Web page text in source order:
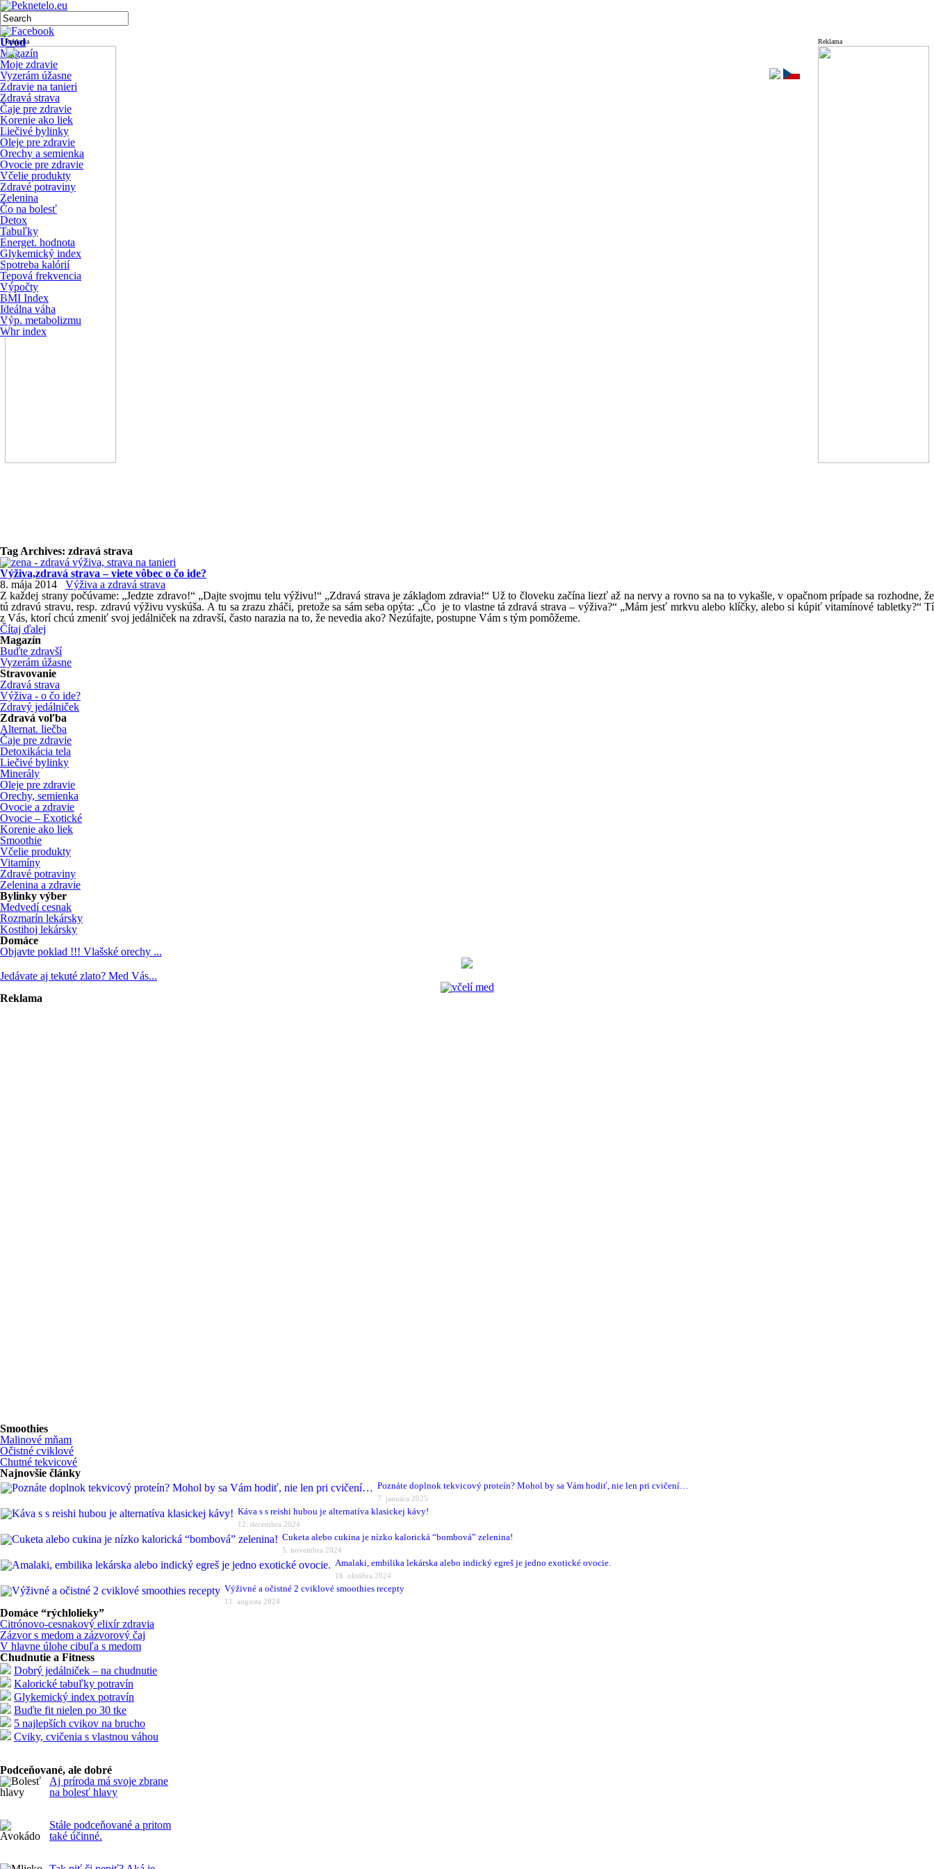
Reklama
Reklama
Úvod
Magazín
Moje zdravie
Vyzerám úžasne
Zdravie na tanieri
Zdravá strava
Čaje pre zdravie
Korenie ako liek
Liečivé bylinky
Oleje pre zdravie
Orechy a semienka
Ovocie pre zdravie
Včelie produkty
Zdravé potraviny
Zelenina
Čo na bolesť
Detox
Tabuľky
Energet. hodnota
Glykemický index
Spotreba kalórií
Tepová frekvencia
Výpočty
BMI Index
Ideálna váha
Výp. metabolizmu
Whr index
Tag Archives: zdravá strava
Výživa,zdravá strava – viete vôbec o čo ide?
8. mája 2014
Výživa a zdravá strava
Z každej strany počúvame: „Jedzte zdravo!“ „Dajte svojmu telu výživu!“ „Zdravá strava je základom zdravia!“ Už to človeku začína liezť až na nervy a rovno sa na to vykašle, v opačnom prípade sa rozhodne, že
tú zdravú stravu, resp. zdravú výživu vyskúša. A tu sa zrazu zháči, pretože sa sám seba opýta: „Čo je to vlastne tá zdravá strava – výživa?“ „Mám jesť mrkvu alebo klíčky, alebo si kúpiť vitamínové tabletky?“ Tí
z Vás, ktorí chcú zmeniť svoj jedálniček na zdravší, často narazia na to, že nevedia ako? Nezúfajte, postupne Vám s tým pomôžeme.
Čítaj ďalej
Magazín
Buďte zdravší
Vyzerám úžasne
Stravovanie
Zdravá strava
Výživa - o čo ide?
Zdravý jedálniček
Zdravá voľba
Alternat. liečba
Čaje pre zdravie
Detoxikácia tela
Liečivé bylinky
Minerály
Oleje pre zdravie
Orechy, semienka
Ovocie a zdravie
Ovocie – Exotické
Korenie ako liek
Smoothie
Včelie produkty
Vitamíny
Zdravé potraviny
Zelenina a zdravie
Bylinky výber
Medvedí cesnak
Rozmarín lekársky
Kostihoj lekársky
Domáce
Objavte poklad !!! Vlašské orechy ...
Jedávate aj tekuté zlato? Med Vás...
Reklama
Smoothies
Malinové mňam
Očistné cviklové
Chutné tekvicové
Najnovšie články
Poznáte doplnok tekvicový proteín? Mohol by sa Vám hodiť, nie len pri cvičení…
7. januára 2025
Káva s s reishi hubou je alternatíva klasickej kávy!
12. decembra 2024
Cuketa alebo cukina je nízko kalorická “bombová” zelenina!
5. novembra 2024
Amalaki, embilika lekárska alebo indický egreš je jedno exotické ovocie.
16. októbra 2024
Výživné a očistné 2 cviklové smoothies recepty
11. augusta 2024
Domáce “rýchlolieky”
Citrónovo-cesnakový elixír zdravia
Zázvor s medom a zázvorový čaj
V hlavne úlohe cibuľa s medom
Chudnutie a Fitness
Dobrý jedálniček – na chudnutie
Kalorické tabuľky potravín
Glykemický index potravín
Buďte fit nielen po 30 tke
5 najlepších cvikov na brucho
Cviky, cvičenia s vlastnou váhou
Podceňované, ale dobré
Aj príroda má svoje zbrane
na bolesť hlavy
Stále podceňované a pritom
také účinné.